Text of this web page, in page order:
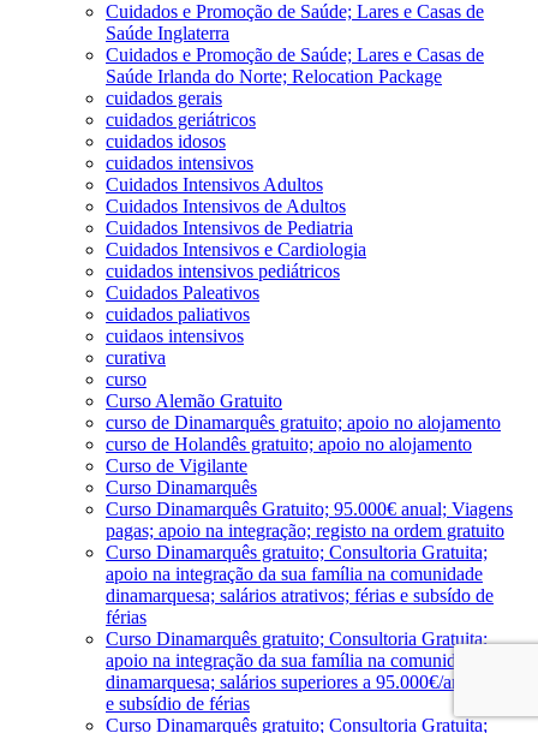
Cuidados e Promoção de Saúde; Lares e Casas de
Saúde Inglaterra
Cuidados e Promoção de Saúde; Lares e Casas de
Saúde Irlanda do Norte; Relocation Package
cuidados gerais
cuidados geriátricos
cuidados idosos
cuidados intensivos
Cuidados Intensivos Adultos
Cuidados Intensivos de Adultos
Cuidados Intensivos de Pediatria
Cuidados Intensivos e Cardiologia
cuidados intensivos pediátricos
Cuidados Paleativos
cuidados paliativos
cuidaos intensivos
curativa
curso
Curso Alemão Gratuito
curso de Dinamarquês gratuito; apoio no alojamento
curso de Holandês gratuito; apoio no alojamento
Curso de Vigilante
Curso Dinamarquês
Curso Dinamarquês Gratuito; 95.000€ anual; Viagens
pagas; apoio na integração; registo na ordem gratuito
Curso Dinamarquês gratuito; Consultoria Gratuita;
apoio na integração da sua família na comunidade
dinamarquesa; salários atrativos; férias e subsído de
férias
Curso Dinamarquês gratuito; Consultoria Gratuita;
apoio na integração da sua família na comunidade
dinamarquesa; salários superiores a 95.000€/ano; férias
e subsídio de férias
Curso Dinamarquês gratuito; Consultoria Gratuita;